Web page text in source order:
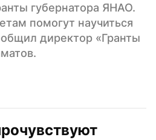
губернатора ЯНАО.
помогут научиться
директор «Гранты